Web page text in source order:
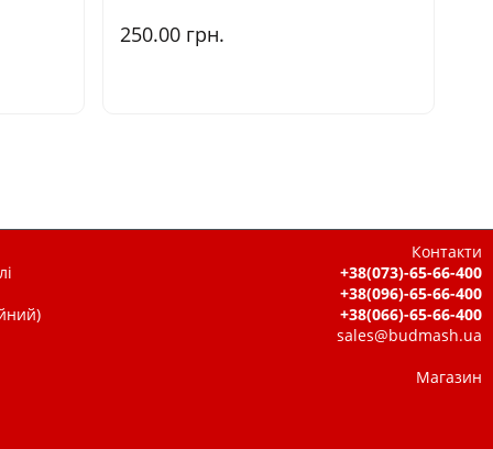
250.00 грн.
Контакти
+38(073)-65-66-400
+38(096)-65-66-400
+38(066)-65-66-400
sales@budmash.ua
Магазин